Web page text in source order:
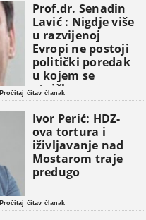
Prof.dr. Senadin
Lavić : Nigdje više
u razvijenoj
Evropi ne postoji
politički poredak
u kojem se
etničke grupe
pojavljuju kao
osnovne
političke jedinice
Pročitaj čitav članak
Ivor Perić: HDZ-
ova tortura i
iživljavanje nad
Mostarom traje
predugo
Pročitaj čitav članak